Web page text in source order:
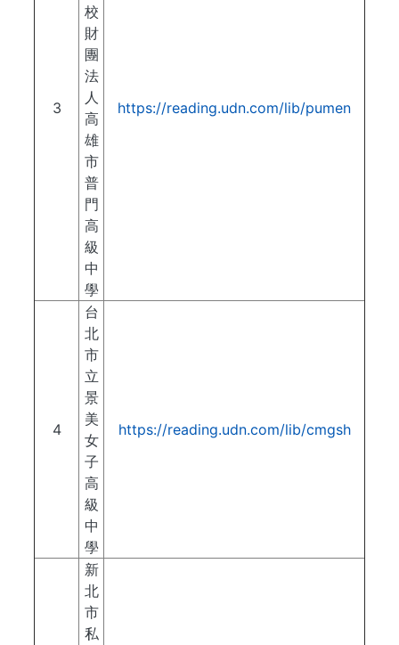
3
校
財
團
法
人
高
雄
市
普
門
高
級
中
學
https://reading.udn.com/lib/pumen
4
台
北
市
立
景
美
女
子
高
級
中
學
https://reading.udn.com/lib/cmgsh
新
北
市
私